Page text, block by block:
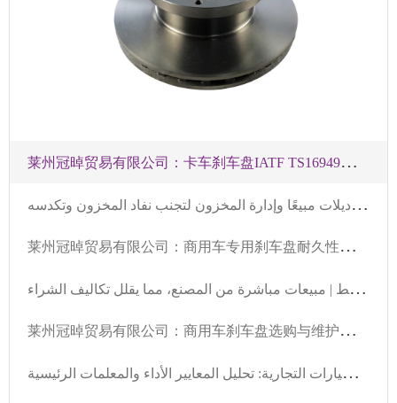
莱
州冠晫贸易有限公司：卡车刹车盘IATF TS16949认证保障行车安全
د
ليل تخزين أقراص الفرامل في ورش إصلاح السيارات الأوروبية: توافق أفضل الموديلات مبيعًا وإدارة المخزون لتجنب نفاد المخزون وتكدسه
莱
州冠晫贸易有限公司：商用车专用刹车盘耐久性提升技术解析
ب
يع أقراص الفرامل بالجملة في الشرق الأوسط | مبيعات مباشرة من المصنع، مما يقلل تكاليف الشراء
莱
州冠晫贸易有限公司：商用车刹车盘选购与维护，国际认证保障安全与寿命
د
ليل كامل لاختيار ديسكات الفرامل للسيارات الشخصية والسيارات التجارية: تحليل المعايير الأداء والمعلمات الرئيسية -莱州冠晫贸易有限公司